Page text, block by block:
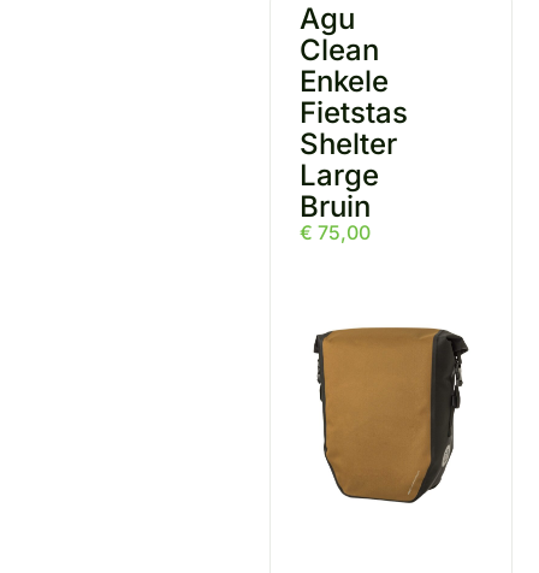
Agu
Clean
Enkele
Fietstas
Shelter
Large
Bruin
€ 75,00